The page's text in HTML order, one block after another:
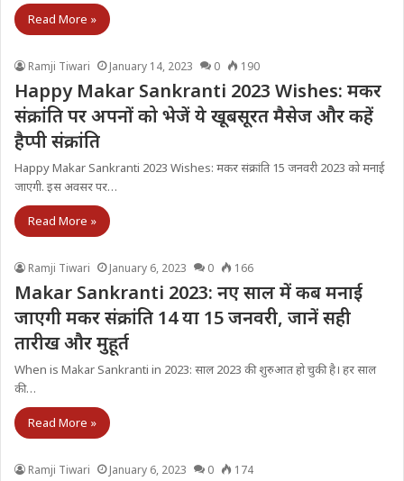
Read More »
Ramji Tiwari January 14, 2023 0 190
Happy Makar Sankranti 2023 Wishes: मकर
संक्रांति पर अपनों को भेजें ये खूबसूरत मैसेज और कहें
हैप्पी संक्रांति
Happy Makar Sankranti 2023 Wishes: मकर संक्रांति 15 जनवरी 2023 को मनाई
जाएगी. इस अवसर पर…
Read More »
Ramji Tiwari January 6, 2023 0 166
Makar Sankranti 2023: नए साल में कब मनाई
जाएगी मकर संक्रांति 14 या 15 जनवरी, जानें सही
तारीख और मुहूर्त
When is Makar Sankranti in 2023: साल 2023 की शुरुआत हो चुकी है। हर साल
की…
Read More »
Ramji Tiwari January 6, 2023 0 174